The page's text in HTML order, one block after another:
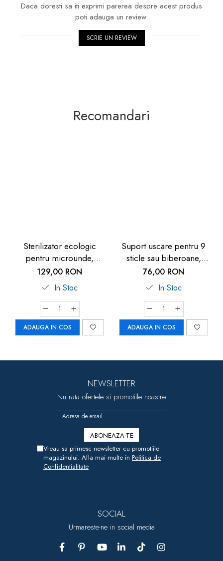
Daca doresti sa iti exprimi parerea despre acest produs
poti adauga un review.
SCRIE UN REVIEW
Recomandari
Sterilizator ecologic
pentru microunde,
capacitate 4 biberoane,
Reer Vapostar 3295.1
129,00 RON
In Stoc
ADAUGA IN COS
Suport uscare pentru 9
sticle sau biberoane,
pliabil, Reer 21041
76,00 RON
In Stoc
ADAUGA IN COS
NEWSLETTER
Nu rata ofertele si promotiile noastre
Vreau sa primesc newsletter cu promotiile
magazinului. Afla mai multe in Politica de
Confidentialitate
SOCIAL
Urmareste-ne in social media